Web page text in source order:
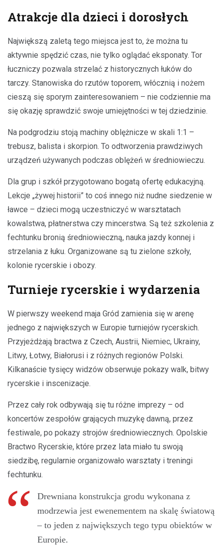
Atrakcje dla dzieci i dorosłych
Największą zaletą tego miejsca jest to, że można tu
aktywnie spędzić czas, nie tylko oglądać eksponaty. Tor
łuczniczy pozwala strzelać z historycznych łuków do
tarczy. Stanowiska do rzutów toporem, włócznią i nożem
cieszą się sporym zainteresowaniem – nie codziennie ma
się okazję sprawdzić swoje umiejętności w tej dziedzinie.
Na podgrodziu stoją machiny oblężnicze w skali 1:1 –
trebusz, balista i skorpion. To odtworzenia prawdziwych
urządzeń używanych podczas oblężeń w średniowieczu.
Dla grup i szkół przygotowano bogatą ofertę edukacyjną.
Lekcje „żywej historii” to coś innego niż nudne siedzenie w
ławce – dzieci mogą uczestniczyć w warsztatach
kowalstwa, płatnerstwa czy mincerstwa. Są też szkolenia z
fechtunku bronią średniowieczną, nauka jazdy konnej i
strzelania z łuku. Organizowane są tu zielone szkoły,
kolonie rycerskie i obozy.
Turnieje rycerskie i wydarzenia
W pierwszy weekend maja Gród zamienia się w arenę
jednego z największych w Europie turniejów rycerskich.
Przyjeżdżają bractwa z Czech, Austrii, Niemiec, Ukrainy,
Litwy, Łotwy, Białorusi i z różnych regionów Polski.
Kilkanaście tysięcy widzów obserwuje pokazy walk, bitwy
rycerskie i inscenizacje.
Przez cały rok odbywają się tu różne imprezy – od
koncertów zespołów grających muzykę dawną, przez
festiwale, po pokazy strojów średniowiecznych. Opolskie
Bractwo Rycerskie, które przez lata miało tu swoją
siedzibę, regularnie organizowało warsztaty i treningi
fechtunku.
Drewniana konstrukcja grodu wykonana z
modrzewia jest ewenementem na skalę światową
– to jeden z największych tego typu obiektów w
Europie.